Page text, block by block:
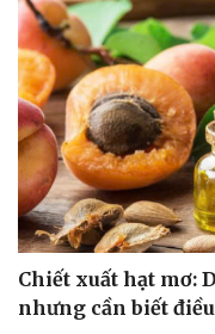
Chiết xuất hạt mơ:
nhưng cần biết